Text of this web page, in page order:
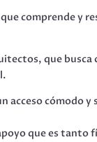
comprende y
que
cómodo
que es